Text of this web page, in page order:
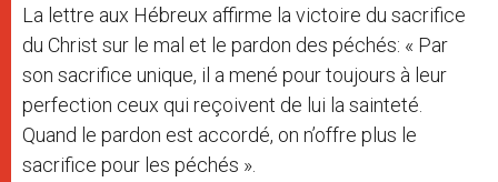
La lettre aux Hébreux affirme la victoire du sacrifice
du Christ sur le mal et le pardon des péchés: « Par
son sacrifice unique, il a mené pour toujours à leur
perfection ceux qui reçoivent de lui la sainteté.
Quand le pardon est accordé, on n’offre plus le
sacrifice pour les péchés ».